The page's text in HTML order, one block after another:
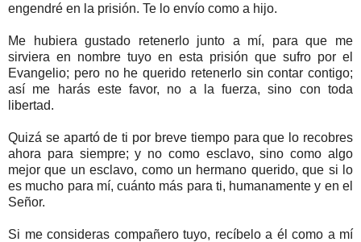
engendré en la prisión. Te lo envío como a hijo.
Me hubiera gustado retenerlo junto a mí, para que me
sirviera en nombre tuyo en esta prisión que sufro por el
Evangelio; pero no he querido retenerlo sin contar contigo;
así me harás este favor, no a la fuerza, sino con toda
libertad.
Quizá se apartó de ti por breve tiempo para que lo recobres
ahora para siempre; y no como esclavo, sino como algo
mejor que un esclavo, como un hermano querido, que si lo
es mucho para mí, cuánto más para ti, humanamente y en el
Señor.
Si me consideras compañero tuyo, recíbelo a él como a mí